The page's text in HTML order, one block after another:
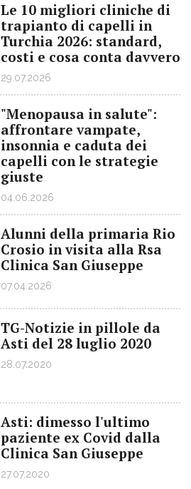
Le 10 migliori cliniche di
trapianto di capelli in
Turchia 2026: standard,
costi e cosa conta davvero
29.07.2026
"Menopausa in salute":
affrontare vampate,
insonnia e caduta dei
capelli con le strategie
giuste
04.06.2026
Alunni della primaria Rio
Crosio in visita alla Rsa
Clinica San Giuseppe
07.04.2026
TG-Notizie in pillole da
Asti del 28 luglio 2020
28.07.2020
Asti: dimesso l'ultimo
paziente ex Covid dalla
Clinica San Giuseppe
27.07.2020